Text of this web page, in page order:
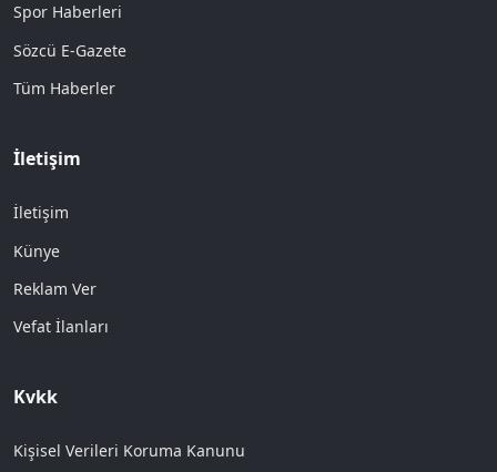
Spor Haberleri
Sözcü E-Gazete
Tüm Haberler
İletişim
İletişim
Künye
Reklam Ver
Vefat İlanları
Kvkk
Kişisel Verileri Koruma Kanunu